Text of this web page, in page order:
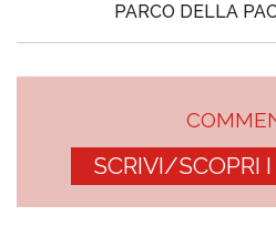
PARCO DELLA
SCRIVI/SCOPRI